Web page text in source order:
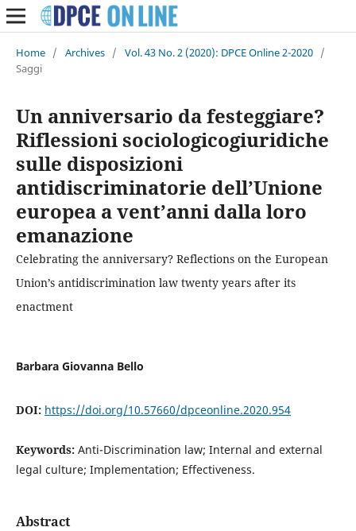
Home / Archives / Vol. 43 No. 2 (2020): DPCE Online 2-2020 /
Saggi
Un anniversario da festeggiare?
Riflessioni sociologicogiuridiche
sulle disposizioni
antidiscriminatorie dell’Unione
europea a vent’anni dalla loro
emanazione
Celebrating the anniversary? Reflections on the European
Union’s antidiscrimination law twenty years after its
enactment
Barbara Giovanna Bello
DOI: https://doi.org/10.57660/dpceonline.2020.954
Keywords: Anti-Discrimination law; Internal and external
legal culture; Implementation; Effectiveness.
Abstract